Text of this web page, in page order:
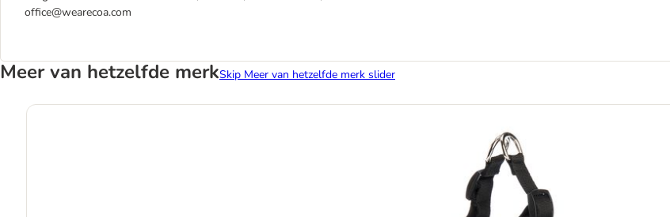
office@wearecoa.com
Meer van hetzelfde merkSkip Meer van hetzelfde merk slider